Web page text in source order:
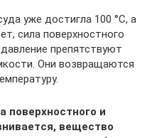
уже достигла 100 °C, а
сила поверхностного
препятствуют
Они возвращаются
поверхностного и
вещество